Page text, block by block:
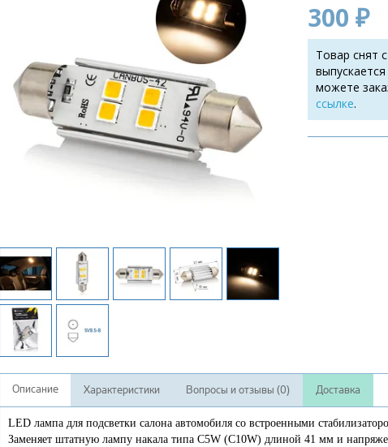
300 ₽
Товар снят
можете
ссылке.
Описание Характеристики Вопросы и отзывы (0) Доставка
LED лампа для подсветки салона автомобиля со встроенными
Заменяет штатную лампу накала типа C5W (C10W) длиной 41 мм и